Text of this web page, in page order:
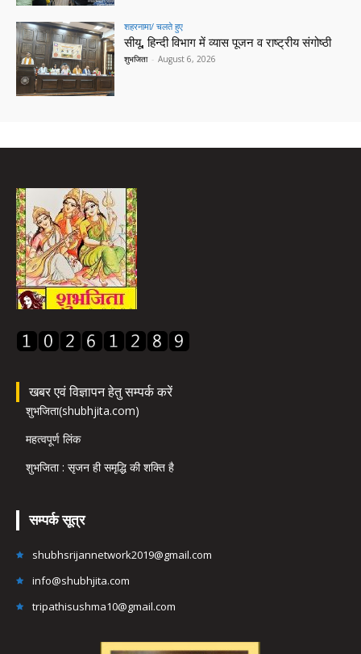
शहरनामा/ चलते हुए
सीयू, हिन्दी विभाग में व्यास पूजन व राष्ट्रीय संगोष्ठी
शुभजिता - August 6, 2026
खबर एवं विज्ञापन हेतु सम्पर्क करें
शुभजिता(shubhjita.com)
महत्वपूर्ण लिंक
शुभजिता : सृजन ही समृद्धि की शक्ति है
सम्पर्क सूत्र
shubhsrijannetwork2019@gmail.com
info@shubhjita.com
tripathisushma10@gmail.com